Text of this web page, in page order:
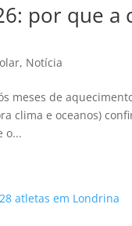
por que a
, Notícia
meses de
clima e oceanos)
o...